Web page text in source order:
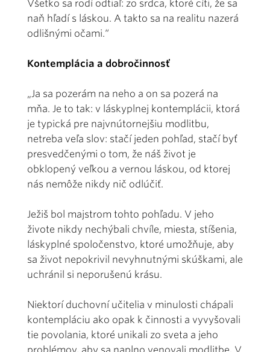
Všetko sa rodí odtiaľ: zo srdca, ktoré cíti, že sa
naň hľadí s láskou. A takto sa na realitu nazerá
odlišnými očami.“
Kontemplácia a dobročinnosť
„Ja sa pozerám na neho a on sa pozerá na
mňa. Je to tak: v láskyplnej kontemplácii, ktorá
je typická pre najvnútornejšiu modlitbu,
netreba veľa slov: stačí jeden pohľad, stačí byť
presvedčenými o tom, že náš život je
obklopený veľkou a vernou láskou, od ktorej
nás nemôže nikdy nič odlúčiť.
Ježiš bol majstrom tohto pohľadu. V jeho
živote nikdy nechýbali chvíle, miesta, stíšenia,
láskyplné spoločenstvo, ktoré umožňuje, aby
sa život nepokrivil nevyhnutnými skúškami, ale
uchránil si neporušenú krásu.
Niektorí duchovní učitelia v minulosti chápali
kontempláciu ako opak k činnosti a vyvyšovali
tie povolania, ktoré unikali zo sveta a jeho